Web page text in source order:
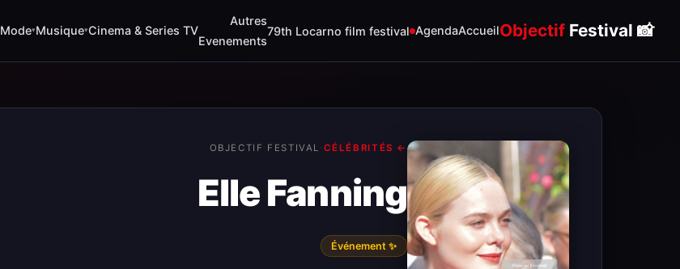
📸
Objectif Festival
Accueil
Agenda
79th Locarno film festival
Autres
Evenements
Cinema & Series TV
▾
Musique
▾
Mode
← CÉLÉBRITÉS
·
OBJECTIF FESTIVAL
Elle Fanning
✨ Événement